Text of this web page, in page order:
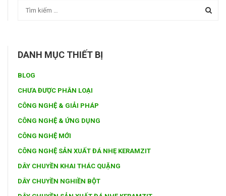
DANH MỤC THIẾT BỊ
BLOG
CHƯA ĐƯỢC PHÂN LOẠI
CÔNG NGHỆ & GIẢI PHÁP
CÔNG NGHỆ & ỨNG DỤNG
CÔNG NGHỆ MỚI
CÔNG NGHỆ SẢN XUẤT ĐÁ NHẸ KERAMZIT
DÂY CHUYỀN KHAI THÁC QUẶNG
DÂY CHUYỀN NGHIỀN BỘT